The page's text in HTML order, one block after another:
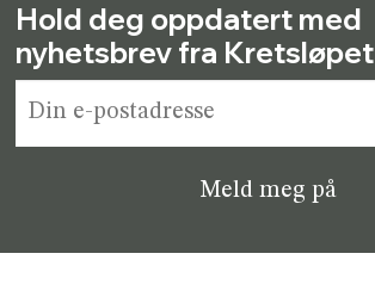
Hold deg oppdatert med
nyhetsbrev fra Kretsløpet